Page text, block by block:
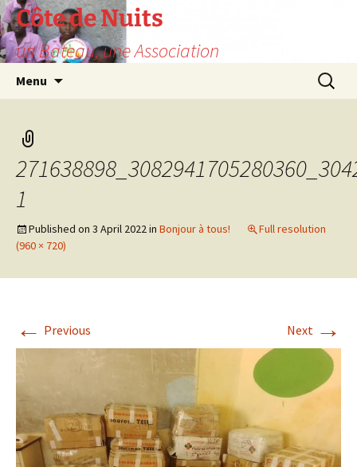
Skip
to
content
Côte de Nuits
un Bateau, une Association
Menu
Search
for:
1
Published on 3 April 2022in Bonjour à tous!
Full resolution
(960 × 720)
← Previous Next →